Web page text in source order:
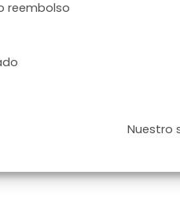
reembolso
Nuestro